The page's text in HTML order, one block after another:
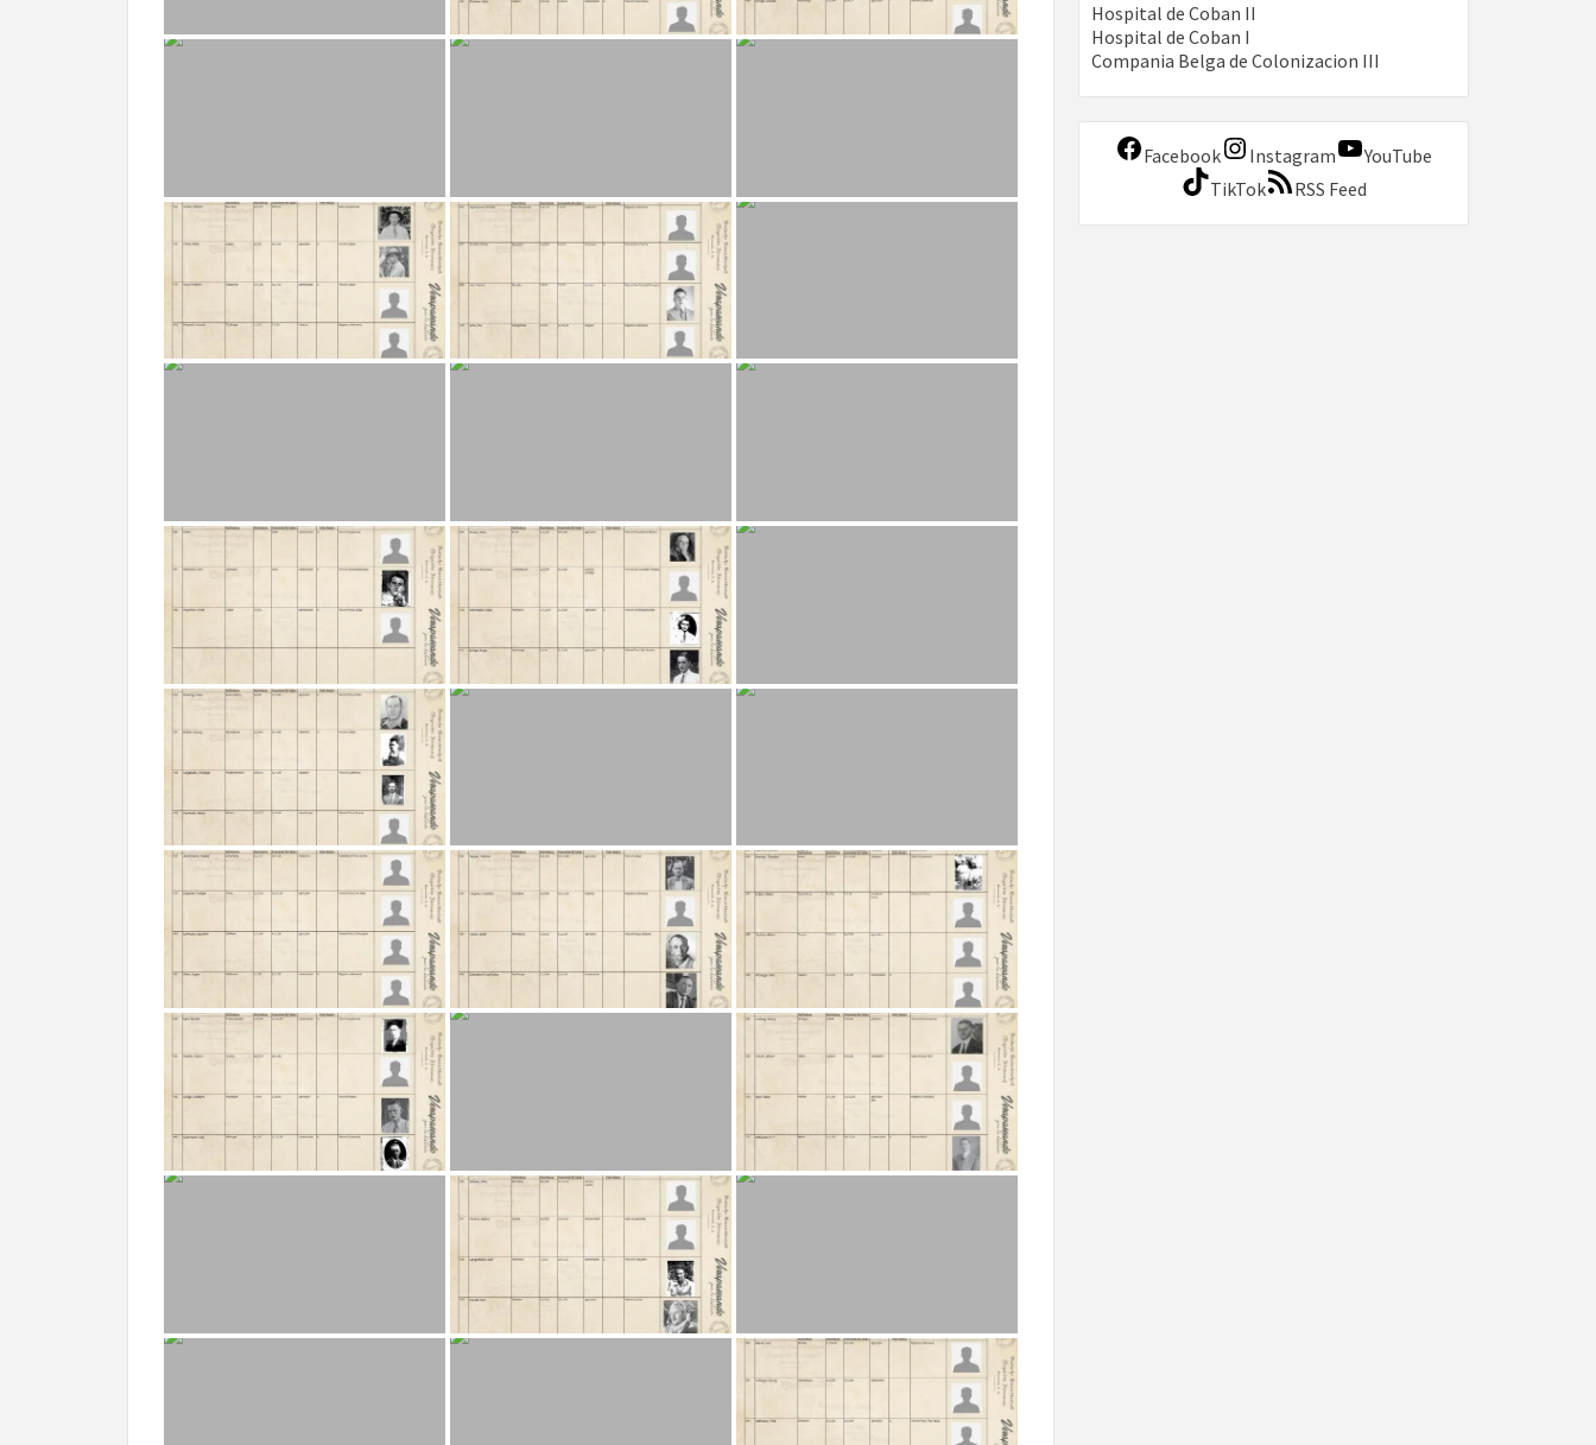
Hospital de Coban II
Hospital de Coban I
Compania Belga de Colonizacion III
Facebook Instagram
YouTube
TikTok
RSS Feed